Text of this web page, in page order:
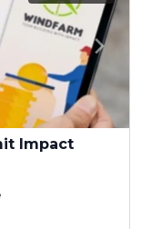
Impact